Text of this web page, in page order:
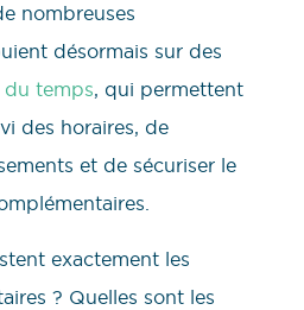
nombreuses
désormais sur des
temps, qui permettent
des horaires, de
et de sécuriser le
exactement les
? Quelles sont les